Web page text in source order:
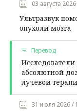
03 августа
Ультразвук
опухоли мозга
Перевод
абсолютной
лучевой
31 июля 2026 /